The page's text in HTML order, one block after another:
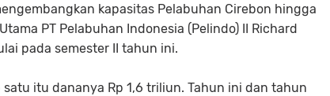
kapasitas Pelabuhan Cirebon hingga
PT Pelabuhan Indonesia (Pelindo) II Richard
pada semester II tahun ini.
itu dananya Rp 1,6 triliun. Tahun ini dan tahun